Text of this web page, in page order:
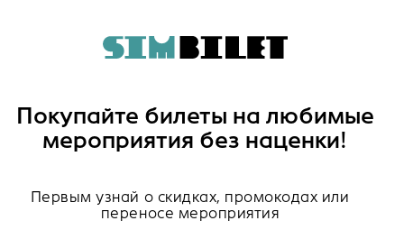
Покупайте билеты на любимые
мероприятия без наценки!
Первым узнай о скидках, промокодах или
переносе мероприятия